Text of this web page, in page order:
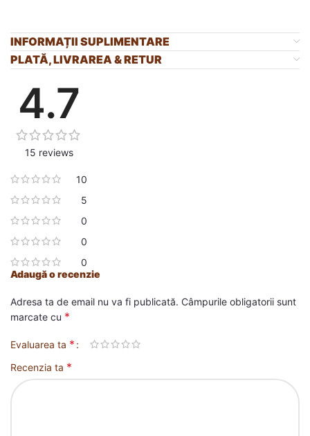
INFORMAȚII SUPLIMENTARE
PLATĂ, LIVRAREA & RETUR
4.7
15 reviews
10
5
0
0
0
Adaugă o recenzie
Adresa ta de email nu va fi publicată. Câmpurile obligatorii sunt
marcate cu *
Evaluarea ta *
Recenzia ta *